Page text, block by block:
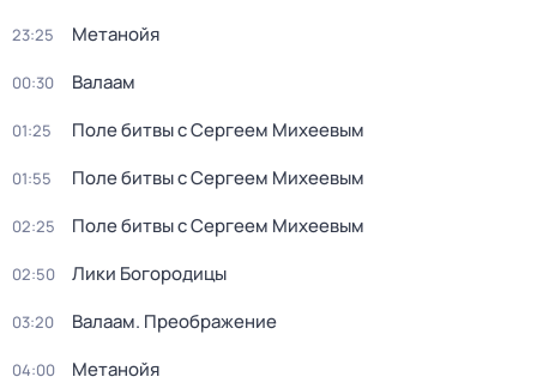
23:25 Метанойя
00:30 Валаам
01:25 Поле битвы с Сергеем Михеевым
01:55 Поле битвы с Сергеем Михеевым
02:25 Поле битвы с Сергеем Михеевым
02:50 Лики Богородицы
03:20 Валаам. Преображение
04:00 Метанойя